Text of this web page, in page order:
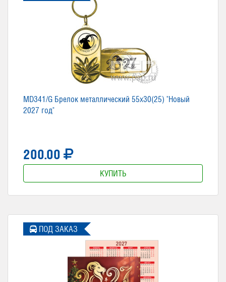
MD341/G Брелок металлический 55х30(25) "Новый
2027 год"
200.00
КУПИТЬ
ПОД ЗАКАЗ